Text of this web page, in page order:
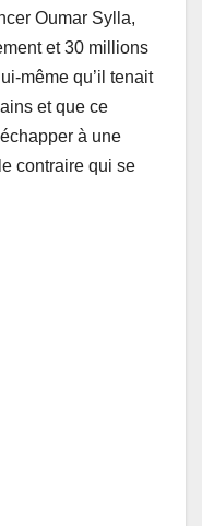
Oumar Sylla,
et 30 millions
même qu’il tenait
et que ce
à une
contraire qui se